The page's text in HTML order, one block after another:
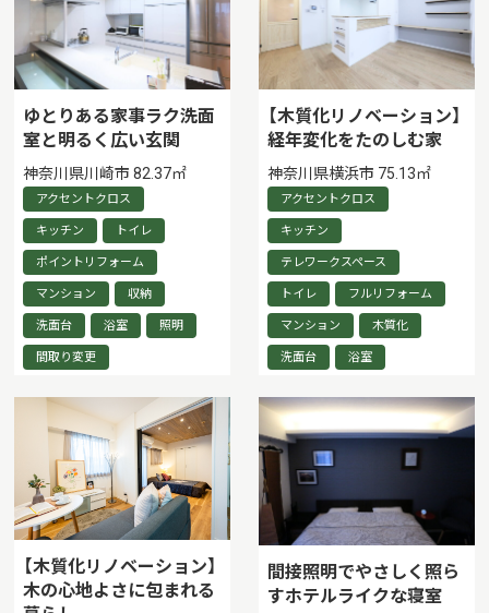
ゆとりある家事ラク洗面
室と明るく広い玄関
神奈川県川崎市 82.37㎡
アクセントクロス
キッチン トイレ
ポイントリフォーム
マンション 収納
洗面台 浴室 照明
間取り変更
【木質化リノベーション】
経年変化をたのしむ家
神奈川県横浜市 75.13㎡
アクセントクロス
キッチン
テレワークスペース
トイレ フルリフォーム
マンション 木質化
洗面台 浴室
【木質化リノベーション】
木の心地よさに包まれる
間接照明でやさしく照ら
すホテルライクな寝室